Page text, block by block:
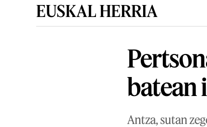
EUSKAL HERRIA
batean
Antza, sutan